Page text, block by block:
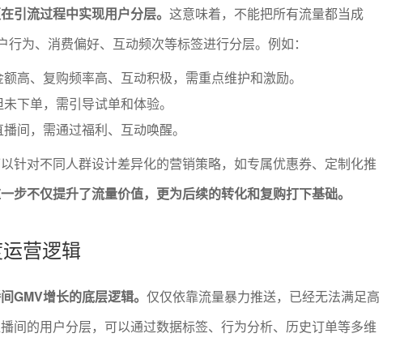
引流过程中实现用户分层。 这意味着，不能把所有流量都当成
行为、消费偏好、互动频次等标签进行分层。例如：
高、复购频率高、互动积极，需重点维护和激励。
下单，需引导试单和体验。
间，需通过福利、互动唤醒。
针对不同人群设计差异化的营销策略，如专属优惠券、定制化推
步不仅提升了流量价值，更为后续的转化和复购打下基础。
营逻辑
GMV增长的底层逻辑。 仅仅依靠流量暴力推送，已经无法满足高
间的用户分层，可以通过数据标签、行为分析、历史订单等多维